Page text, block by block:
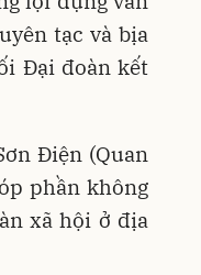
tạc và bịa
Đại đoàn kết
Điện (Quan
phần không
xã hội ở địa